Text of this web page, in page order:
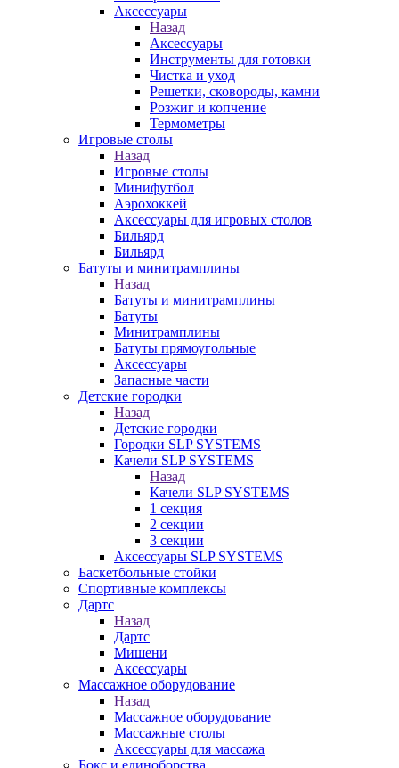
Аксессуары
Назад
Аксессуары
Инструменты для готовки
Чистка и уход
Решетки, сковороды, камни
Розжиг и копчение
Термометры
Игровые столы
Назад
Игровые столы
Минифутбол
Аэрохоккей
Аксессуары для игровых столов
Бильяpд
Бильяpд
Батуты и минитрамплины
Назад
Батуты и минитрамплины
Батуты
Минитрамплины
Батуты прямоугольные
Аксессуары
Запасные части
Детские городки
Назад
Детские городки
Городки SLP SYSTEMS
Качели SLP SYSTEMS
Назад
Качели SLP SYSTEMS
1 секция
2 секции
3 секции
Аксессуары SLP SYSTEMS
Баскетбольные стойки
Спортивные комплексы
Дартс
Назад
Дартс
Мишени
Аксессуары
Массажное оборудование
Назад
Массажное оборудование
Массажные столы
Аксессуары для массажа
Бокс и единоборства